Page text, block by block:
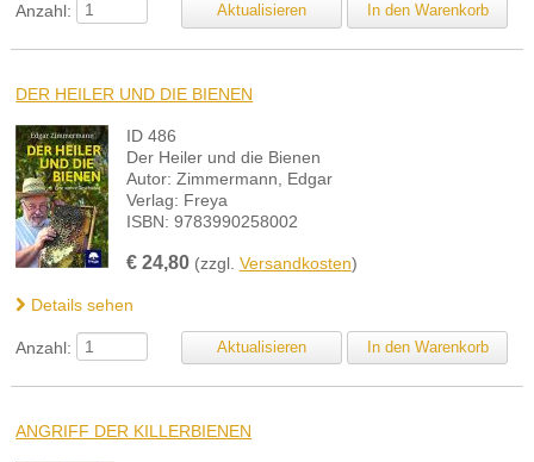
Anzahl:
DER HEILER UND DIE BIENEN
ID 486
Der Heiler und die Bienen
Autor: Zimmermann, Edgar
Verlag: Freya
ISBN: 9783990258002
€24,80 (zzgl. Versandkosten)
Details sehen
Anzahl:
ANGRIFF DER KILLERBIENEN